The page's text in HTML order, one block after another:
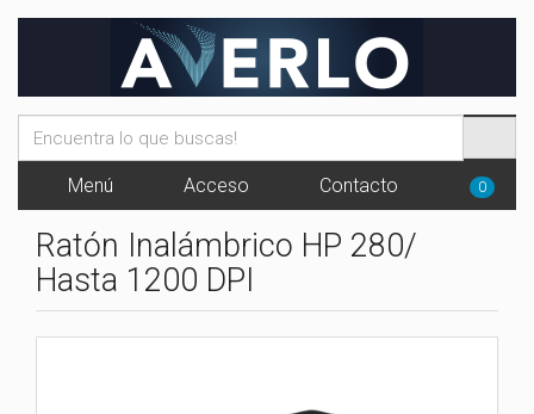
Menú Acceso Contacto 0
Ratón Inalámbrico HP 280/
Hasta 1200 DPI